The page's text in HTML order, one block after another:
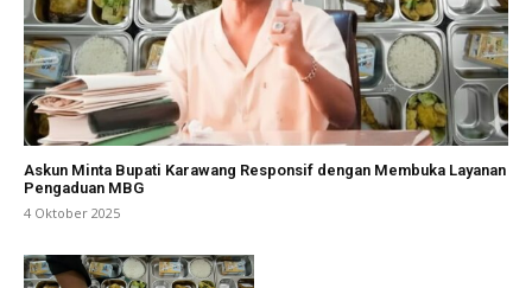
Askun Minta Bupati Karawang Responsif dengan Membuka Layanan
Pengaduan MBG
4 Oktober 2025